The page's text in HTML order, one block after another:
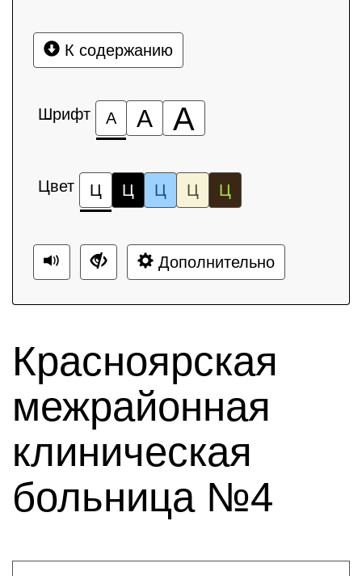
К содержанию
Шрифт А А А
Цвет Ц Ц Ц Ц Ц
Дополнительно
Красноярская
межрайонная
клиническая
больница №4